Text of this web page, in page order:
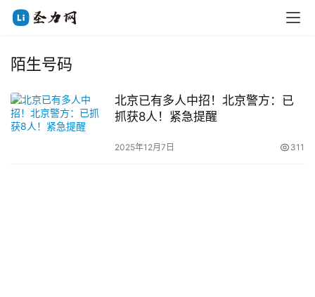
陌生号码
北京已有多人中招！北京警方：已
抓获8人！紧急提醒
2025年12月7日 311